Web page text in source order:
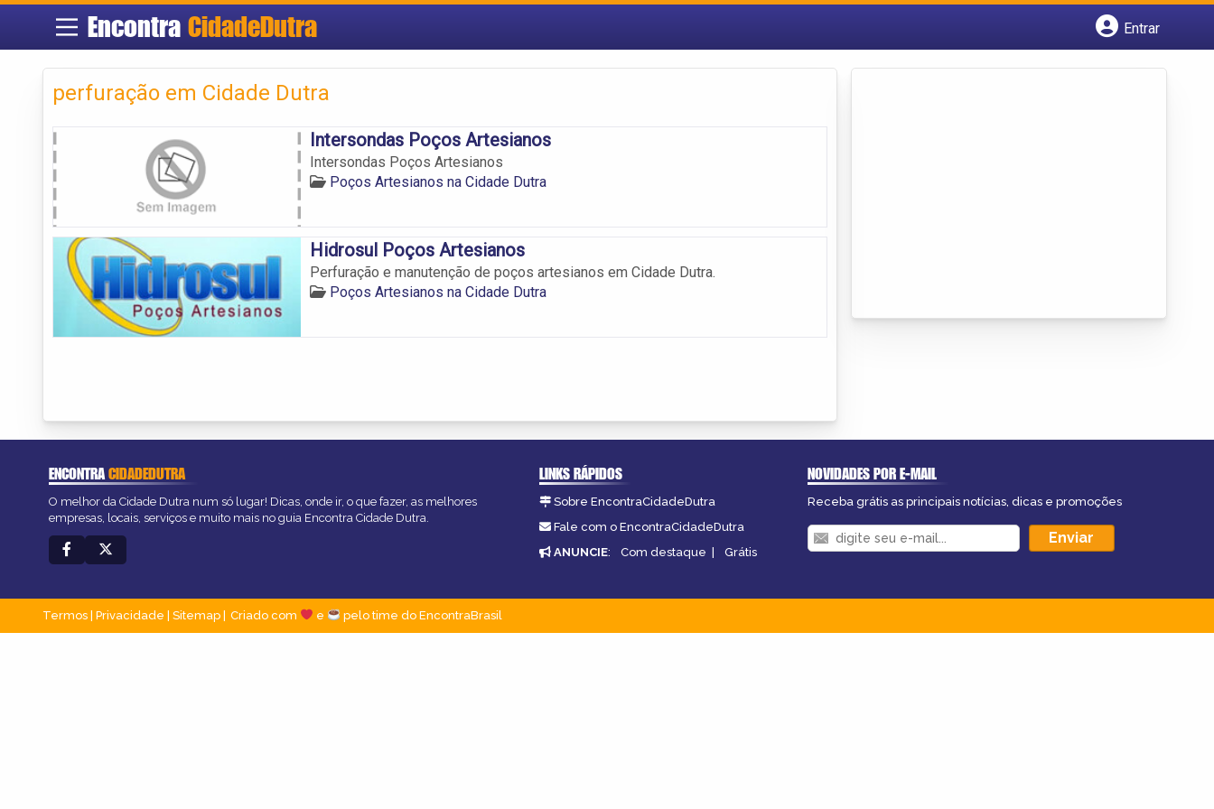
EncontraCidadeDutra
Entrar
perfuração em Cidade Dutra
Intersondas Poços Artesianos
Intersondas Poços Artesianos
Poços Artesianos na Cidade Dutra
Hidrosul Poços Artesianos
Perfuração e manutenção de poços artesianos em Cidade Dutra.
Poços Artesianos na Cidade Dutra
ENCONTRACIDADEDUTRA
O melhor da Cidade Dutra num só lugar! Dicas, onde ir, o que fazer, as melhores
empresas, locais, serviços e muito mais no guia Encontra Cidade Dutra.
LINKS RÁPIDOS
Sobre EncontraCidadeDutra
Fale com o EncontraCidadeDutra
ANUNCIE: Com destaque | Grátis
NOVIDADES POR E-MAIL
Receba grátis as principais notícias, dicas e promoções
Termos Privacidade Sitemap Criado com e pelo time do EncontraBrasil